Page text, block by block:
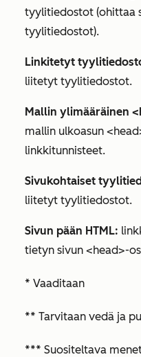
tyylitiedostot (ohittaa
tyylitiedostot).
Linkitetyt
liitetyt tyylitiedostot.
Mallin ylimääräinen
mallin ulkoasun
linkkitunnisteet.
Sivukohtaiset
liitetyt tyylitiedostot.
Sivun pään HTML:
tietyn sivun <head>-
* Vaaditaan
** Tarvitaan vedä ja
*** Suositeltava